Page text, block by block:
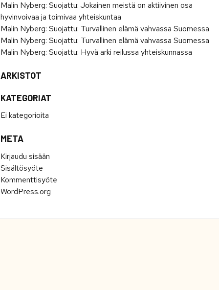
Malin Nyberg: Suojattu: Jokainen meistä on aktiivinen osa
hyvinvoivaa ja toimivaa yhteiskuntaa
Malin Nyberg: Suojattu: Turvallinen elämä vahvassa Suomessa
Malin Nyberg: Suojattu: Turvallinen elämä vahvassa Suomessa
Malin Nyberg: Suojattu: Hyvä arki reilussa yhteiskunnassa
ARKISTOT
KATEGORIAT
Ei kategorioita
META
Kirjaudu sisään
Sisältösyöte
Kommenttisyöte
WordPress.org